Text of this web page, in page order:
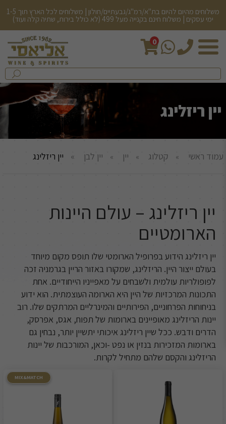
משלוחים מהיום להיום בת"א/רמ"ג/גבעתיים/חולון | משלוחים לכל הארץ תוך 1-5
ימי עסקים | משלוח חינם בקנייה מעל 499 (לא כולל בירות, שתיה קלה ועוד)
0
חיפש
בחנות...
שלח
יין ריזלינג
עמוד ראשי קטלוג יין יין לבן יין ריזלינג
יין ריזלינג – עולם היינות
הארומטיים
יין ריזלינג הידוע בפרופיל הארומטי שלו תופס מקום מיוחד
בעולם ייצור היין. הריזלינג, שמקורו באזור הריין בגרמניה זכה
לפופולריות עולמית ולשבחים על מאפייניו הייחודיים. אחת
התכונות המרכזיות של היין היא הארומה העוצמתית. הוא ידוע
בניחוחות הפרחוניים, הפירותיים והמינרליים המרתקים שלו. רוב
יינות הריזלינג מאופיינים בארומות של תפוח, אגס, אפרסק,
הדרים ודבש. ככל שיין ריזלינג איכותי יתשיין יותר, נבחין גם
בארומות המזכירות בנזין או נפט -וכאן, המורכבות של יינות
הריזלינג והקסם שלהם מתחיל לקרות.
MIX&MATCH